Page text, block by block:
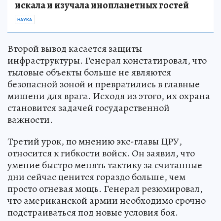
искала и изучала инопланетных гостей
НАУКА
Второй вывод касается защиты
инфраструктуры. Генерал констатировал, что
тыловые объекты больше не являются
безопасной зоной и превратились в главные
мишени для врага. Исходя из этого, их охрана
становится задачей государственной
важности.
Третий урок, по мнению экс-главы ЦРУ,
относится к гибкости войск. Он заявил, что
умение быстро менять тактику за считанные
дни сейчас ценится гораздо больше, чем
просто огневая мощь. Генерал резюмировал,
что американской армии необходимо срочно
подстраиваться под новые условия боя.